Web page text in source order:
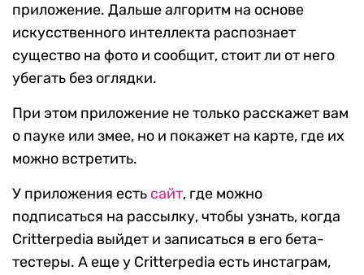
приложение. Дальше алгоритм на основе
искусственного интеллекта распознает
существо на фото и сообщит, стоит ли от него
убегать без оглядки.
При этом приложение не только расскажет вам
о пауке или змее, но и покажет на карте, где их
можно встретить.
У приложения есть сайт, где можно
подписаться на рассылку, чтобы узнать, когда
Critterpedia выйдет и записаться в его бета-
тестеры. А еще у Critterpedia есть инстаграм,